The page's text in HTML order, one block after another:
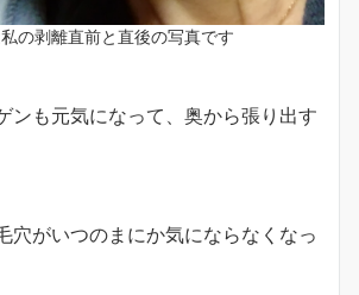
の剥離直前と直後の写真です
ンも元気になって、奥から張り出す
穴がいつのまにか気にならなくなっ